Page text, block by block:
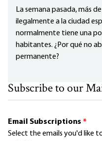
La semana pasada, más
ilegalmente a la ciudad
normalmente tiene una
habitantes. ¿Por qué no
permanente?
Subscribe to our
Email Subscriptions *
Select the emails you'd like